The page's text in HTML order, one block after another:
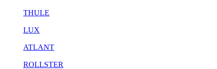
THULE
LUX
ATLANT
ROLLSTER